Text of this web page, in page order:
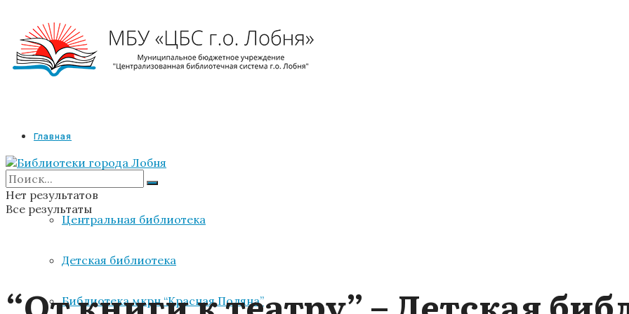
Главная
Библиотеки
Центральная библиотека
Детская библиотека
Библиотека мкрн “Красная Поляна”
Нет результатов
Все результаты